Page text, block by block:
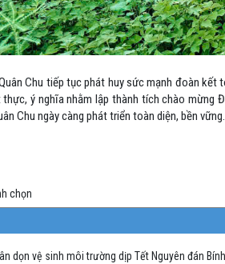
Chu tiếp tục phát huy sức mạnh đoàn
ý nghĩa nhằm lập thành tích chào
Chu ngày càng phát triển toàn diện, bền vững.
chọn
dọn vệ sinh môi trường dịp Tết Nguyên đán